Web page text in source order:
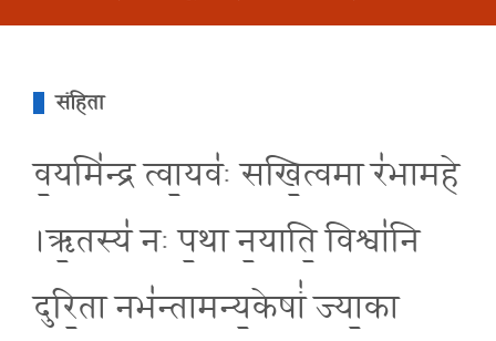
संहिता
व॒यमि॑न्द्र त्वा॒यवः॑ सखि॒त्वमा र॑भामहे
।ऋ॒तस्य॑ नः प॒था न॒याति॒ विश्वा॑नि
दुरि॒ता नभ॑न्तामन्य॒केषां॑ ज्या॒का